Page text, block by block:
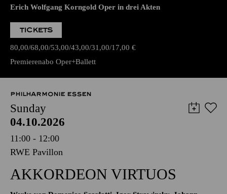
Erich Wolfgang Korngold Oper in drei Akten
TICKETS
80,00 68,00 53,00 43,00 31,00 17,00 €
Premierenabo Oper+Ballett
PHILHARMONIE ESSEN
Sunday
04.10.2026
11:00 - 12:00
RWE Pavillon
AKKORDEON VIRTUOS